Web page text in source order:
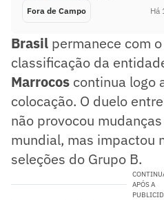
Fora de Campo Há
Brasil permanece com
classificação da
Marrocos continua logo
colocação. O duelo
não provocou
mundial, mas impactou
seleções do Grupo B.
APÓS A